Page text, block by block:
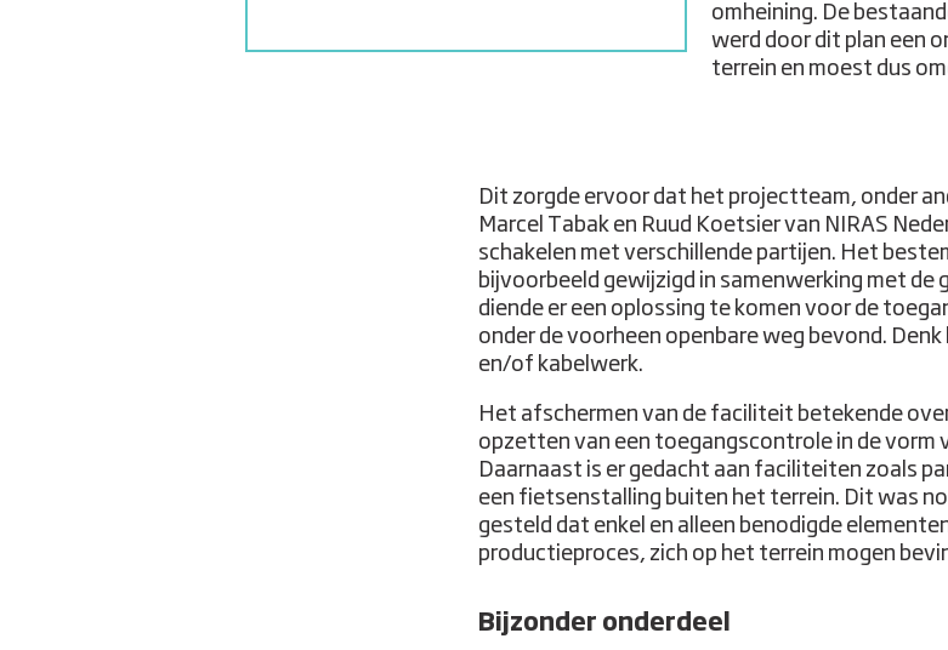
omheining. De
werd door dit plan een
terrein en moest dus
Dit zorgde ervoor dat het projectteam, onder
Marcel Tabak en Ruud Koetsier van NIRAS
schakelen met verschillende partijen. Het
bijvoorbeeld gewijzigd in samenwerking met de
diende er een oplossing te komen voor de
onder de voorheen openbare weg bevond. Denk
en/of kabelwerk.
Het afschermen van de faciliteit betekende
opzetten van een toegangscontrole in de vorm
Daarnaast is er gedacht aan faciliteiten zoals
een fietsenstalling buiten het terrein. Dit was
gesteld dat enkel en alleen benodigde
productieproces, zich op het terrein mogen
Bijzonder onderdeel